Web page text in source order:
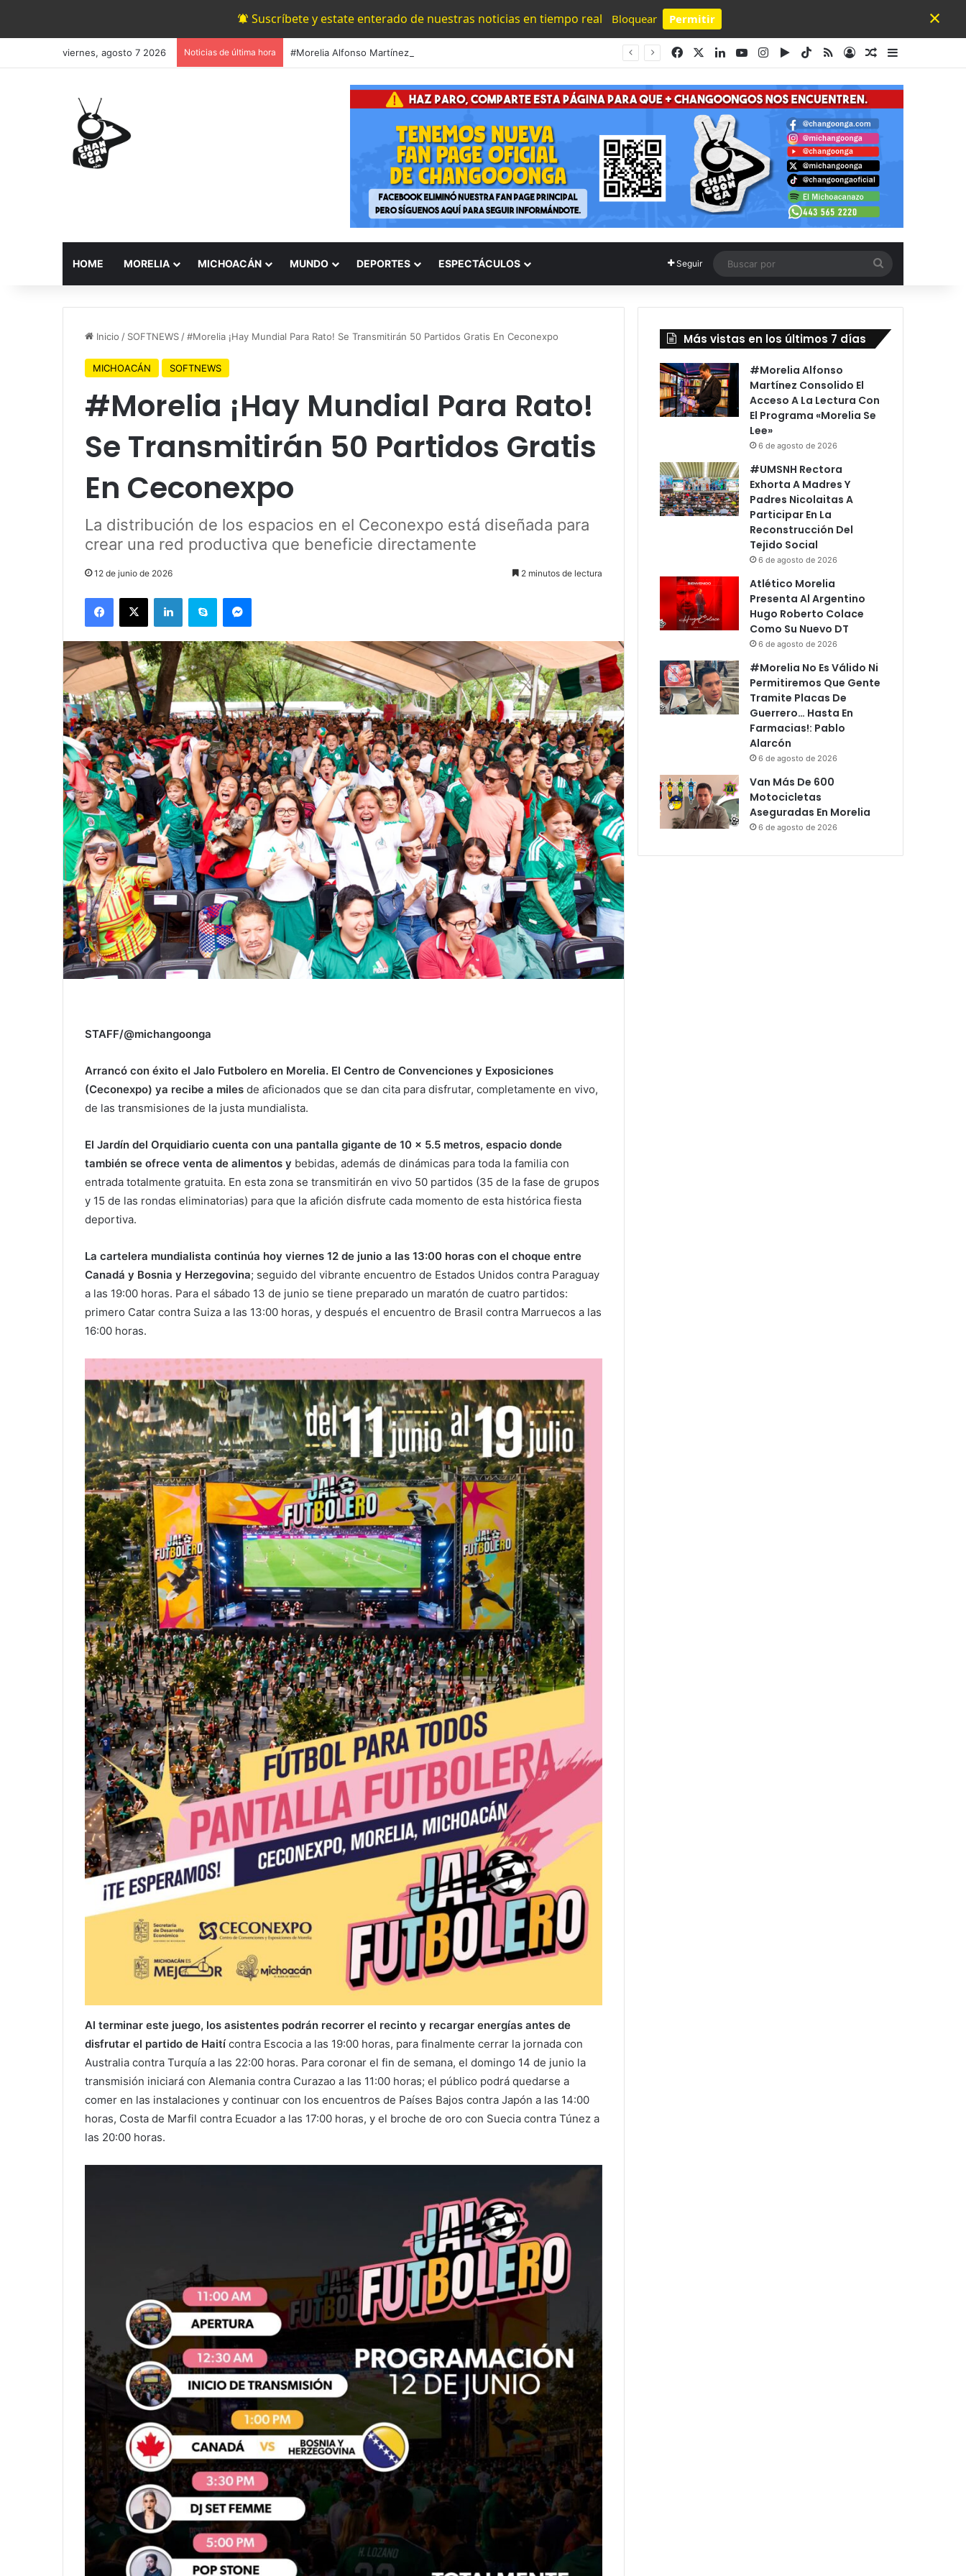
Suscríbete y estate enterado de nuestras noticias en tiempo real Bloquear Permitir
Powered by SendPulse
×
viernes, agosto 7 2026 Noticias de última hora FacebookLinkedInYouTubeInstagram
Google Play
TikTok
RSSAccesoPublicación al
Barra lateral
HOME MORELIA MICHOACÁN MUNDO DEPORTES ESPECTÁCULOS Seguir
por
Inicio / SOFTNEWS /#Morelia ¡Hay Mundial Para Rato! Se Transmitirán 50 Partidos Gratis En Ceconexpo
MICHOACÁN SOFTNEWS
#Morelia ¡Hay Mundial Para Rato!
Se Transmitirán 50 Partidos Gratis
En Ceconexpo
La distribución de los espacios en el Ceconexpo está diseñada para
crear una red productiva que beneficie directamente
12 de junio de 2026 2 minutos de lectura
Facebook
X LinkedInSkype Messenger
STAFF/@michangoonga
Arrancó con éxito el Jalo Futbolero en Morelia. El Centro de Convenciones y Exposiciones
(Ceconexpo) ya recibe a miles de aficionados que se dan cita para disfrutar, completamente en vivo,
de las transmisiones de la justa mundialista.
El Jardín del Orquidiario cuenta con una pantalla gigante de 10 x 5.5 metros, espacio donde
también se ofrece venta de alimentos y bebidas, además de dinámicas para toda la familia con
entrada totalmente gratuita. En esta zona se transmitirán en vivo 50 partidos (35 de la fase de grupos
y 15 de las rondas eliminatorias) para que la afición disfrute cada momento de esta histórica fiesta
deportiva.
La cartelera mundialista continúa hoy viernes 12 de junio a las 13:00 horas con el choque entre
Canadá y Bosnia y Herzegovina; seguido del vibrante encuentro de Estados Unidos contra Paraguay
a las 19:00 horas. Para el sábado 13 de junio se tiene preparado un maratón de cuatro partidos:
primero Catar contra Suiza a las 13:00 horas, y después el encuentro de Brasil contra Marruecos a las
16:00 horas.
Al terminar este juego, los asistentes podrán recorrer el recinto y recargar energías antes de
disfrutar el partido de Haití contra Escocia a las 19:00 horas, para finalmente cerrar la jornada con
Australia contra Turquía a las 22:00 horas. Para coronar el fin de semana, el domingo 14 de junio la
transmisión iniciará con Alemania contra Curazao a las 11:00 horas; el público podrá quedarse a
comer en las instalaciones y continuar con los encuentros de Países Bajos contra Japón a las 14:00
horas, Costa de Marfil contra Ecuador a las 17:00 horas, y el broche de oro con Suecia contra Túnez a
las 20:00 horas.
Más vistas en los últimos 7 días
#Morelia Alfonso
Martínez Consolido El
Acceso A La Lectura Con
El Programa «Morelia Se
Lee»
6 de agosto de 2026
#UMSNH Rectora
Exhorta A Madres Y
Padres Nicolaitas A
Participar En La
Reconstrucción Del
Tejido Social
6 de agosto de 2026
Atlético Morelia
Presenta Al Argentino
Hugo Roberto Colace
Como Su Nuevo DT
6 de agosto de 2026
#Morelia No Es Válido Ni
Permitiremos Que Gente
Tramite Placas De
Guerrero… Hasta En
Farmacias!: Pablo
Alarcón
6 de agosto de 2026
Van Más De 600
Motocicletas
Aseguradas En Morelia
6 de agosto de 2026